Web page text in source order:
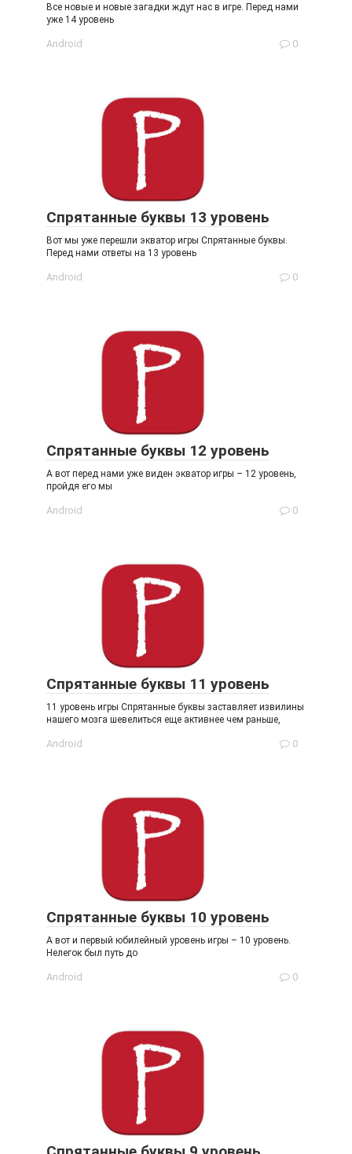
Все новые и новые загадки ждут нас в игре. Перед нами
уже 14 уровень
Android 0
Спрятанные буквы 13 уровень
Вот мы уже перешли экватор игры Спрятанные буквы.
Перед нами ответы на 13 уровень
Android 0
Спрятанные буквы 12 уровень
А вот перед нами уже виден экватор игры – 12 уровень,
пройдя его мы
Android 0
Спрятанные буквы 11 уровень
11 уровень игры Спрятанные буквы заставляет извилины
нашего мозга шевелиться еще активнее чем раньше,
Android 0
Спрятанные буквы 10 уровень
А вот и первый юбилейный уровень игры – 10 уровень.
Нелегок был путь до
Android 0